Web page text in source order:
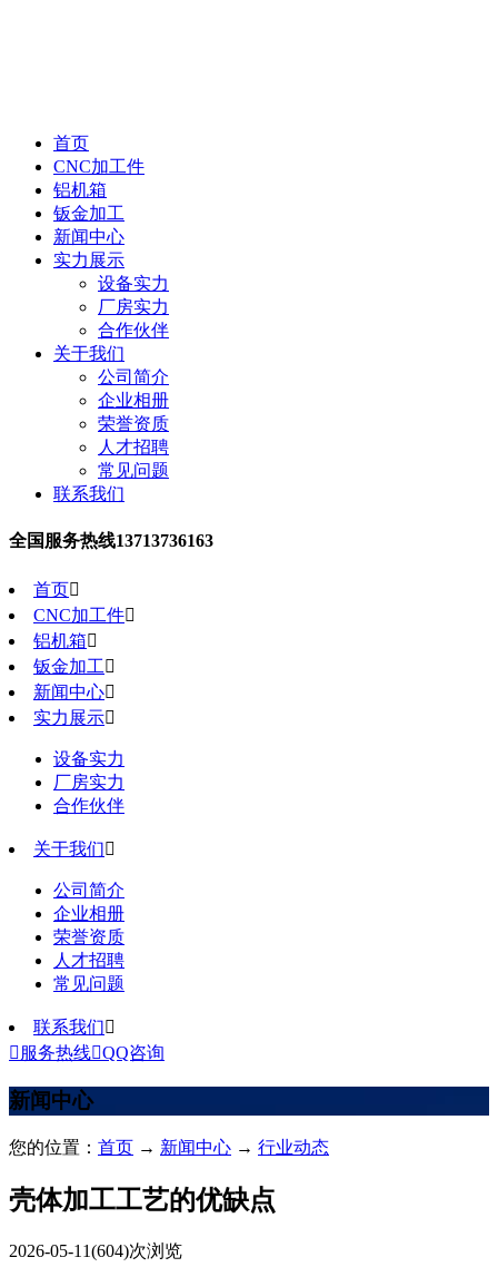
首页
CNC加工件
铝机箱
钣金加工
新闻中心
实力展示
设备实力
厂房实力
合作伙伴
关于我们
公司简介
企业相册
荣誉资质
人才招聘
常见问题
联系我们
全国服务热线13713736163
首页
CNC加工件
铝机箱
钣金加工
新闻中心
实力展示
设备实力
厂房实力
合作伙伴
关于我们
公司简介
企业相册
荣誉资质
人才招聘
常见问题
联系我们
服务热线QQ咨询
新闻中心
您的位置： 首页 → 新闻中心 → 行业动态
壳体加工工艺的优缺点
2026-05-11(604)次浏览